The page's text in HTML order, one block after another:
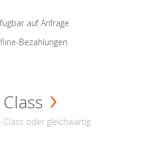
auf Anfrage
Bezahlungen
Class oder gleichwärtig